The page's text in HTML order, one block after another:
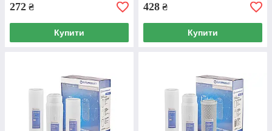
Наша компанія була заснована понад 20
років. Ми чудово розбираємося в
обладнанні для систем водопостачання та
опалення, тому з легкістю зможемо
проконсультувати вас з будь-якого
272 ₴
Купити
428 ₴
Купити